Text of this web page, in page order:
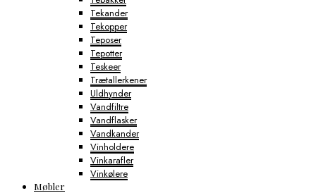
Tekander
Tekopper
Teposer
Tepotter
Teskeer
Trætallerkener
Uldhynder
Vandfiltre
Vandflasker
Vandkander
Vinholdere
Vinkarafler
Vinkølere
Møbler